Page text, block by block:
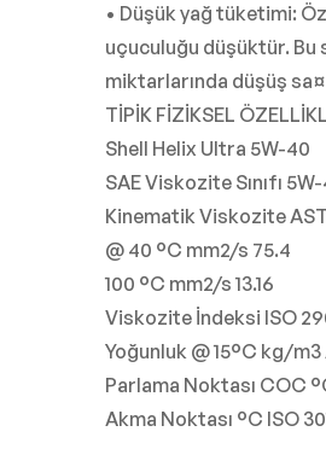
• Düşük yağ tüketimi:
uçuculuğu düşüktür. Bu
miktarlarında düşüş
TİPİK FİZİKSEL
Shell Helix Ultra 5W-40
SAE Viskozite Sınıfı
Kinematik Viskozite
@ 40 °C mm2/s 75.4
100 °C mm2/s 13.16
Viskozite İndeksi ISO
Yoğunluk @ 15°C kg/m3
Parlama Noktası COC
Akma Noktası °C ISO